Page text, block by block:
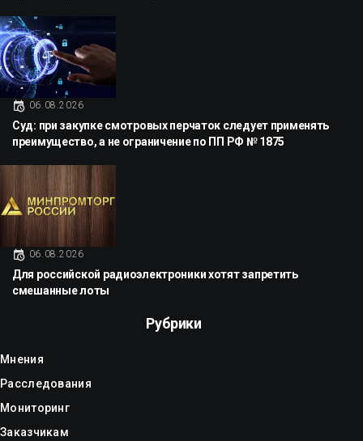
06.08.2026
Суд: при закупке смотровых перчаток следует применять
преимущество, а не ограничение по ПП РФ № 1875
06.08.2026
Для российской радиоэлектроники хотят запретить
смешанные лоты
Рубрики
Мнения
Расследования
Мониторинг
Заказчикам